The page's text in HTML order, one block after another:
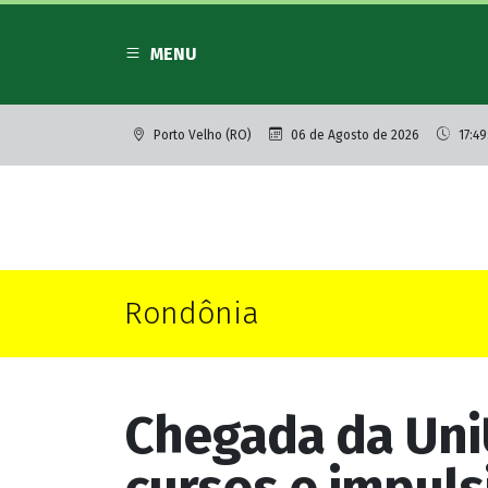
MENU
Porto Velho (RO) 06 de Agosto de 2026